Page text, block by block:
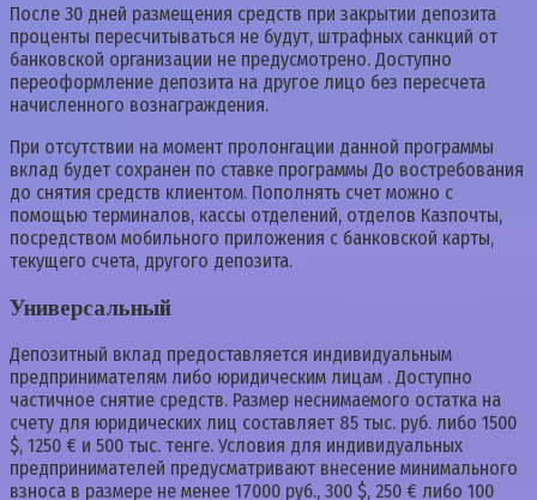
После 30 дней размещения средств при закрытии депозита
проценты пересчитываться не будут, штрафных санкций от
банковской организации не предусмотрено. Доступно
переоформление депозита на другое лицо без пересчета
начисленного вознаграждения.
При отсутствии на момент пролонгации данной программы
вклад будет сохранен по ставке программы До востребования
до снятия средств клиентом. Пополнять счет можно с
помощью терминалов, кассы отделений, отделов Казпочты,
посредством мобильного приложения с банковской карты,
текущего счета, другого депозита.
Универсальный
Депозитный вклад предоставляется индивидуальным
предпринимателям либо юридическим лицам . Доступно
частичное снятие средств. Размер неснимаемого остатка на
счету для юридических лиц составляет 85 тыс. руб. либо 1500
$, 1250 € и 500 тыс. тенге. Условия для индивидуальных
предпринимателей предусматривают внесение минимального
взноса в размере не менее 17000 руб., 300 $, 250 € либо 100